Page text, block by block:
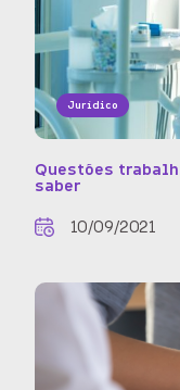
Jurídico
Questões
saber
10/09/2021